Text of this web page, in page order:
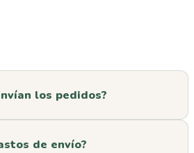
los pedidos?
de envío?